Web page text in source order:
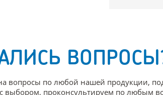
вопросы по любой нашей продукции,
выбором, проконсультируем по любым